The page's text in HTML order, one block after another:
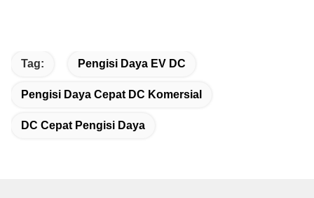
Tag: Pengisi Daya EV DC
Pengisi Daya Cepat DC Komersial
DC Cepat Pengisi Daya